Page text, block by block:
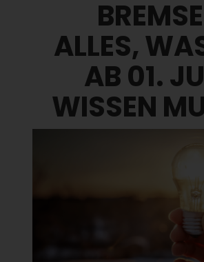
ALLES,
AB 01.
WISSEN